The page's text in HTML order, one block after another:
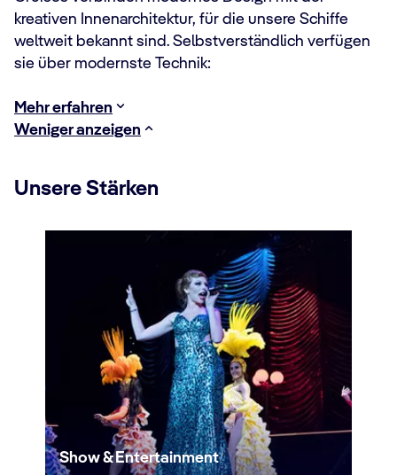
kreativen Innenarchitektur, für die unsere Schiffe
weltweit bekannt sind. Selbstverständlich verfügen
sie über modernste Technik:
Mehr erfahren
Weniger anzeigen
Unsere Stärken
Show & Entertainment